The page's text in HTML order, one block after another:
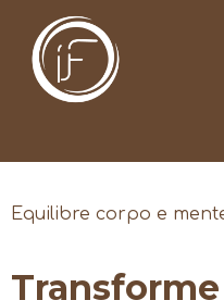
Equilibre corpo e